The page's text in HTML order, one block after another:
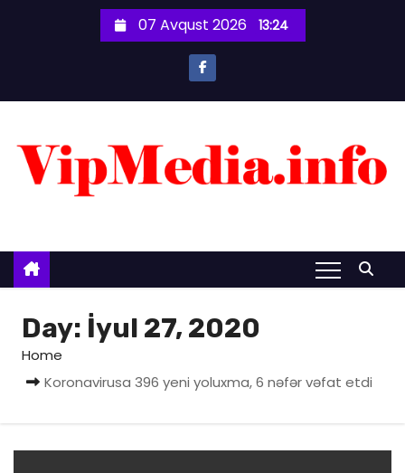
n
07 Avqust 2026 13:24
Day: İyul 27, 2020
Home
Koronavirusa 396 yeni yoluxma, 6 nəfər vəfat etdi